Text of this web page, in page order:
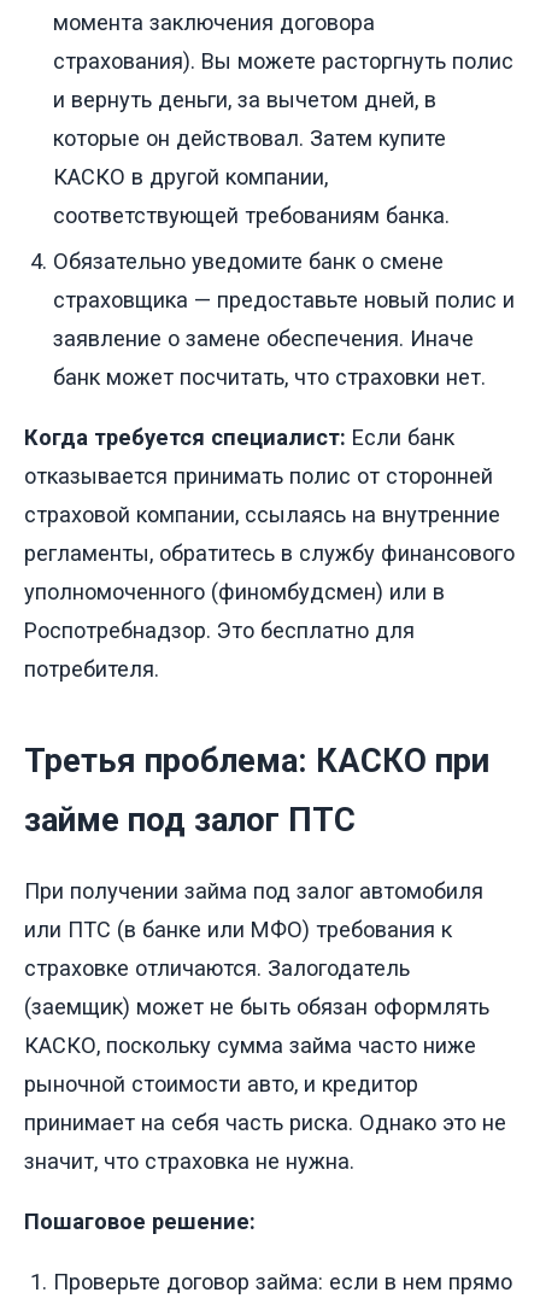
момента заключения договора
страхования). Вы можете расторгнуть полис
и вернуть деньги, за вычетом дней, в
которые он действовал. Затем купите
КАСКО в другой компании,
соответствующей требованиям банка.
Обязательно уведомите банк о смене
страховщика — предоставьте новый полис и
заявление о замене обеспечения. Иначе
банк может посчитать, что страховки нет.
Когда требуется специалист: Если банк
отказывается принимать полис от сторонней
страховой компании, ссылаясь на внутренние
регламенты, обратитесь в службу финансового
уполномоченного (финомбудсмен) или в
Роспотребнадзор. Это бесплатно для
потребителя.
Третья проблема: КАСКО при
займе под залог ПТС
При получении займа под залог автомобиля
или ПТС (в банке или МФО) требования к
страховке отличаются. Залогодатель
(заемщик) может не быть обязан оформлять
КАСКО, поскольку сумма займа часто ниже
рыночной стоимости авто, и кредитор
принимает на себя часть риска. Однако это не
значит, что страховка не нужна.
Пошаговое решение:
Проверьте договор займа: если в нем прямо